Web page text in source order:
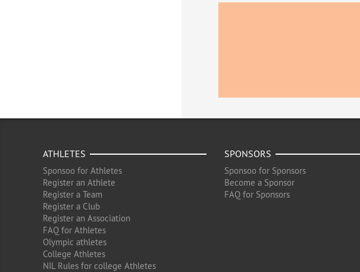
ATHLETES
Sponsoo for Athletes
Register an Athlete
Register a Team
Register a Club
Register an Association
FAQ for Athletes
Olympic athletes
College Athletes
NIL Rules for college Athletes
SPONSORS
Sponsoo for Sponsors
Become a Sponsor
FAQ for Sponsors